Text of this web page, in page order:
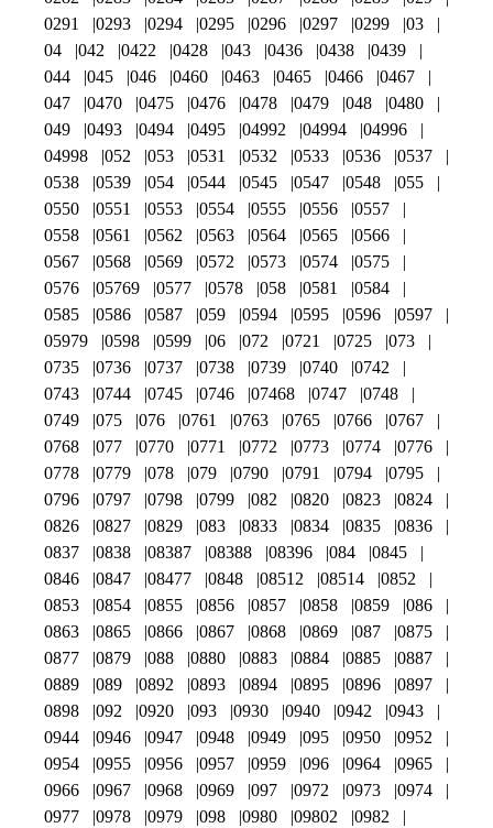
0291
0293 0294 0295 0296 0297 0299
03
04
042 0422 0428 043 0436 0438
0439
044
045 046 0460 0463 0465 0466
0467
047
0470 0475 0476 0478 0479 048
0480
049
0493 0494 0495 04992 04994
04996
04998
052 053 0531 0532 0533 0536
0537
0538
0539 054 0544 0545 0547 0548
055
0550
0551 0553 0554 0555 0556
0557
0558
0561 0562 0563 0564 0565
0566
0567
0568 0569 0572 0573 0574
0575
0576
05769 0577 0578 058 0581
0584
0585
0586 0587 059 0594 0595 0596
0597
05979
0598 0599 06 072 0721 0725
073
0735
0736 0737 0738 0739 0740
0742
0743
0744 0745 0746 07468 0747
0748
0749
075 076 0761 0763 0765 0766
0767
0768
077 0770 0771 0772 0773 0774
0776
0778
0779 078 079 0790 0791 0794
0795
0796
0797 0798 0799 082 0820 0823
0824
0826
0827 0829 083 0833 0834 0835
0836
0837
0838 08387 08388 08396 084
0845
0846
0847 08477 0848 08512 08514
0852
0853
0854 0855 0856 0857 0858 0859
086
0863
0865 0866 0867 0868 0869 087
0875
0877
0879 088 0880 0883 0884 0885
0887
0889
089 0892 0893 0894 0895 0896
0897
0898
092 0920 093 0930 0940 0942
0943
0944
0946 0947 0948 0949 095 0950
0952
0954
0955 0956 0957 0959 096 0964
0965
0966
0967 0968 0969 097 0972 0973
0974
0977
0978 0979 098 0980 09802
0982